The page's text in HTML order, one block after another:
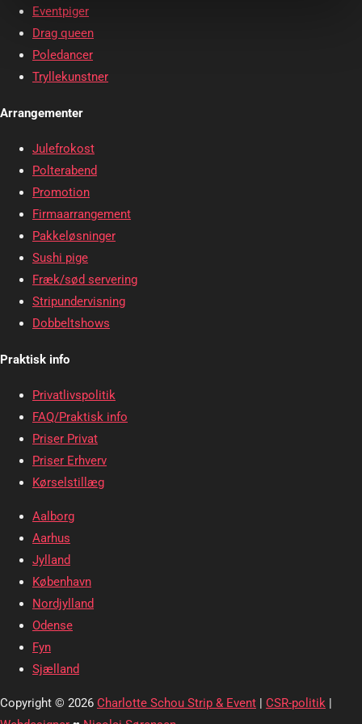
Eventpiger
Drag queen
Poledancer
Tryllekunstner
Arrangementer
Julefrokost
Polterabend
Promotion
Firmaarrangement
Pakkeløsninger
Sushi pige
Fræk/sød servering
Stripundervisning
Dobbeltshows
Praktisk info
Privatlivspolitik
FAQ/Praktisk info
Priser Privat
Priser Erhverv
Kørselstillæg
Aalborg
Aarhus
Jylland
København
Nordjylland
Odense
Fyn
Sjælland
Copyright © 2026 Charlotte Schou Strip & Event | CSR-politik |